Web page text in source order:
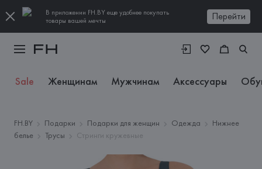
В приложении FH.BY еще удобнее покупать
товары вашей мечты
Перейти
Sale Женщинам Мужчинам Аксессуары
FH.BY Подарки Подарки для женщин Одежда
Нижнее
белье
Трусы Стринги кружевные